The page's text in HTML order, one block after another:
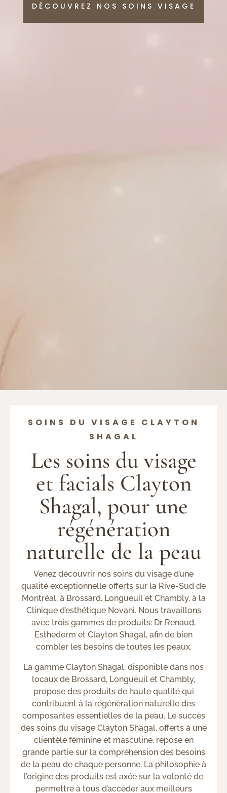
DÉCOUVREZ NOS SOINS VISAGE
SOINS DU VISAGE CLAYTON
SHAGAL
Les soins du visage
et facials Clayton
Shagal, pour une
régénération
naturelle de la peau
Venez découvrir nos soins du visage d’une
qualité exceptionnelle offerts sur la Rive-Sud de
Montréal, à Brossard, Longueuil et Chambly, à la
Clinique d’esthétique Novani. Nous travaillons
avec trois gammes de produits: Dr Renaud,
Esthederm et Clayton Shagal, afin de bien
combler les besoins de toutes les peaux.
La gamme Clayton Shagal, disponible dans nos
locaux de Brossard, Longueuil et Chambly,
propose des produits de haute qualité qui
contribuent à la régénération naturelle des
composantes essentielles de la peau. Le succès
des soins du visage Clayton Shagal, offerts à une
clientèle féminine et masculine, repose en
grande partie sur la compréhension des besoins
de la peau de chaque personne. La philosophie à
l’origine des produits est axée sur la volonté de
permettre à tous d’accéder aux meilleurs